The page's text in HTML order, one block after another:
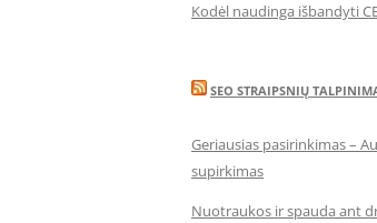
Kodėl naudinga išbandyti
SEO STRAIPSNIŲ
Geriausias pasirinkimas –
supirkimas
Nuotraukos ir spauda ant